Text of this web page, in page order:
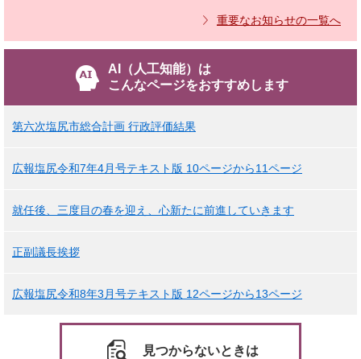
重要なお知らせの一覧へ
AI（人工知能）は
こんなページをおすすめします
第六次塩尻市総合計画 行政評価結果
広報塩尻令和7年4月号テキスト版 10ページから11ページ
就任後、三度目の春を迎え、心新たに前進していきます
正副議長挨拶
広報塩尻令和8年3月号テキスト版 12ページから13ページ
見つからないときは